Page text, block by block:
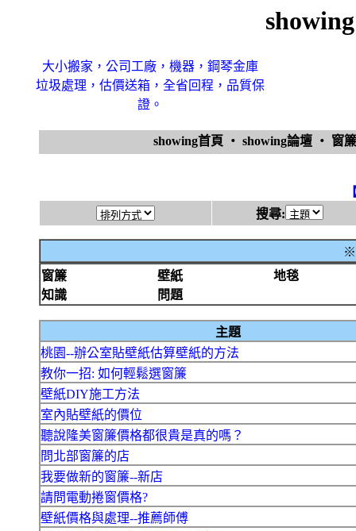
大小搬家，公司工廠，機器，鋼琴金庫
垃圾處理，估價送箱，全省回程，品質保
證。
showing首頁 ‧ showing論壇 ‧ 窗
搜尋:
※
窗簾
壁紙
地毯
知識
問題
主題
桃園--辦公室貼壁紙估算壁紙的方法
教你一招: 如何輕鬆選窗簾
壁紙DIY施工方法
室內貼壁紙的價位
聽說隆美窗簾價格都很貴是真的嗎？
問北部窗簾的店
我要做新的窗簾--新店
請問電動捲窗價格?
壁紙價格與處理--推薦師傅